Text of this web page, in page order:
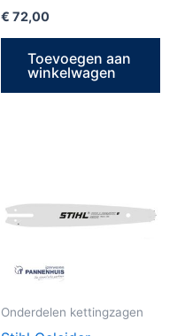
€ 72,00
Toevoegen aan
winkelwagen
Onderdelen kettingzagen